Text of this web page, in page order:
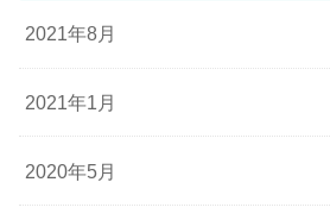
2021年8月
2021年1月
2020年5月